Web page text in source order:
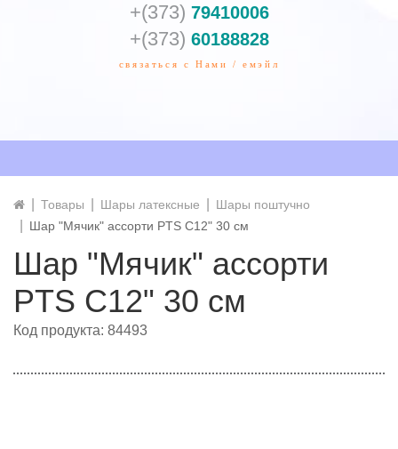
+(373) 79410006
+(373) 60188828
связаться с Нами / емэйл
Товары Шары латексные
Шары поштучно
Шар "Мячик" ассорти PTS C12" 30 см
Шар "Мячик" ассорти
PTS C12" 30 см
Код продукта: 84493